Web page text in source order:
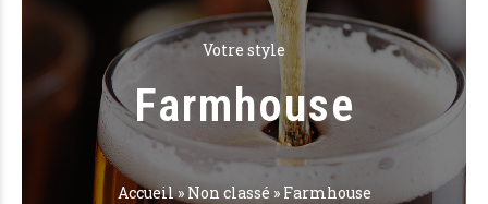
Votre style
Farmhouse
Accueil» Non classé » Farmhouse